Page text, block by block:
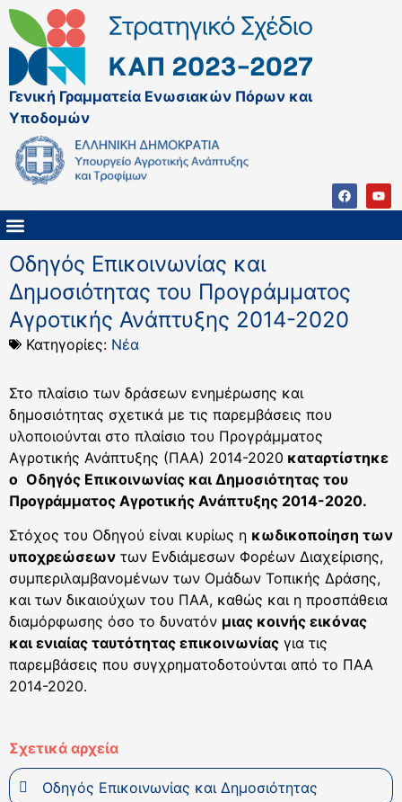
Γενική Γραμματεία Ενωσιακών Πόρων και
Υποδομών
Οδηγός Επικοινωνίας και
Δημοσιότητας του Προγράμματος
Αγροτικής Ανάπτυξης 2014-2020
Κατηγορίες: Νέα
Στο πλαίσιο των δράσεων ενημέρωσης και
δημοσιότητας σχετικά με τις παρεμβάσεις που
υλοποιούνται στο πλαίσιο του Προγράμματος
Αγροτικής Ανάπτυξης (ΠΑΑ) 2014-2020 καταρτίστηκε
ο Οδηγός Επικοινωνίας και Δημοσιότητας του
Προγράμματος Αγροτικής Ανάπτυξης 2014-2020.
Στόχος του Οδηγού είναι κυρίως η κωδικοποίηση των
υποχρεώσεων των Ενδιάμεσων Φορέων Διαχείρισης,
συμπεριλαμβανομένων των Ομάδων Τοπικής Δράσης,
και των δικαιούχων του ΠΑΑ, καθώς και η προσπάθεια
διαμόρφωσης όσο το δυνατόν μιας κοινής εικόνας
και ενιαίας ταυτότητας επικοινωνίας για τις
παρεμβάσεις που συγχρηματοδοτούνται από το ΠΑΑ
2014-2020.
Σχετικά αρχεία
Οδηγός Επικοινωνίας και Δημοσιότητας